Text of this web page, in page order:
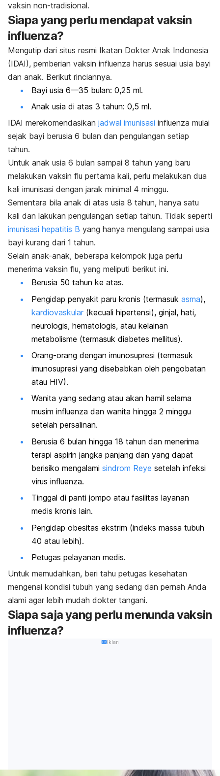
vaksin non-tradisional.
Siapa yang perlu mendapat vaksin
influenza?
Mengutip dari situs resmi Ikatan Dokter Anak Indonesia
(IDAI), pemberian vaksin influenza harus sesuai usia bayi
dan anak. Berikut rinciannya.
Bayi usia 6—35 bulan: 0,25 ml.
Anak usia di atas 3 tahun: 0,5 ml.
IDAI merekomendasikan jadwal imunisasi influenza mulai
sejak bayi berusia 6 bulan dan pengulangan setiap
tahun.
Untuk anak usia 6 bulan sampai 8 tahun yang baru
melakukan vaksin flu pertama kali, perlu melakukan dua
kali imunisasi dengan jarak minimal 4 minggu.
Sementara bila anak di atas usia 8 tahun, hanya satu
kali dan lakukan pengulangan setiap tahun. Tidak seperti
imunisasi hepatitis B yang hanya mengulang sampai usia
bayi kurang dari 1 tahun.
Selain anak-anak, beberapa kelompok juga perlu
menerima vaksin flu, yang meliputi berikut ini.
Berusia 50 tahun ke atas.
Pengidap penyakit paru kronis (termasuk asma),
kardiovaskular (kecuali hipertensi), ginjal, hati,
neurologis, hematologis, atau kelainan
metabolisme (termasuk diabetes mellitus).
Orang-orang dengan imunosupresi (termasuk
imunosupresi yang disebabkan oleh pengobatan
atau HIV).
Wanita yang sedang atau akan hamil selama
musim influenza dan wanita hingga 2 minggu
setelah persalinan.
Berusia 6 bulan hingga 18 tahun dan menerima
terapi aspirin jangka panjang dan yang dapat
berisiko mengalami sindrom Reye setelah infeksi
virus influenza.
Tinggal di panti jompo atau fasilitas layanan
medis kronis lain.
Pengidap obesitas ekstrim (indeks massa tubuh
40 atau lebih).
Petugas pelayanan medis.
Untuk memudahkan, beri tahu petugas kesehatan
mengenai kondisi tubuh yang sedang dan pernah Anda
alami agar lebih mudah dokter tangani.
Siapa saja yang perlu menunda vaksin
influenza?
Iklan